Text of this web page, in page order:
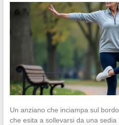
Un anziano che inciampa sul
che esita a sollevarsi da una